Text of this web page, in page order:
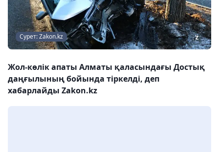
Сурет: Zakon.kz
Жол-көлік апаты Алматы қаласындағы Достық
даңғылының бойында тіркелді, деп
хабарлайды Zakon.kz